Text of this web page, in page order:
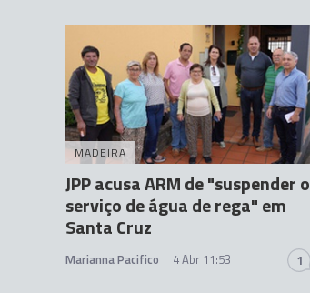
MADEIRA
JPP acusa ARM de "suspender o
serviço de água de rega" em
Santa Cruz
Marianna Pacifico 4 Abr 11:53 1